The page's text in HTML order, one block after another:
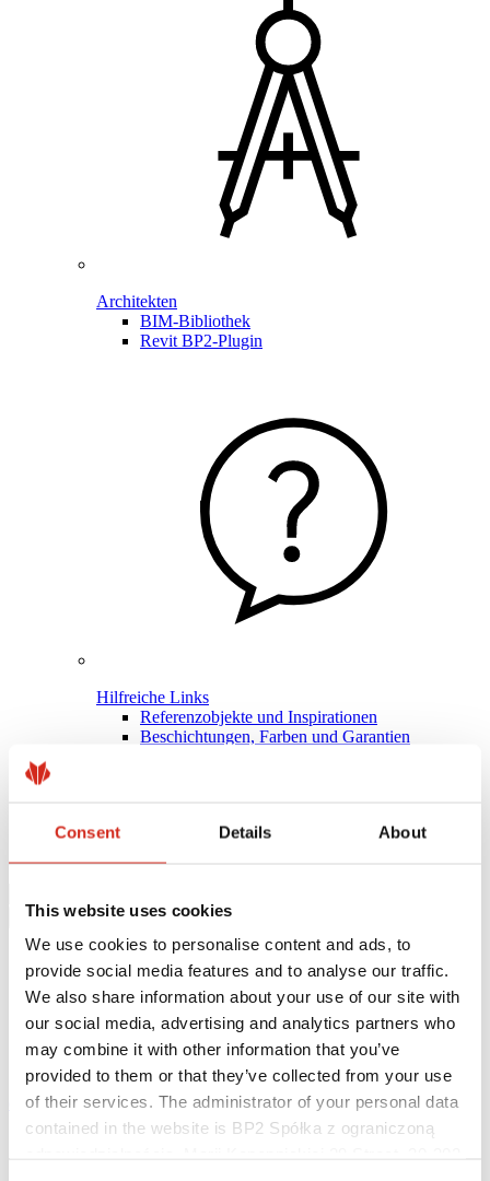
Consent Details About
This website uses cookies
We use cookies to personalise content and ads, to
provide social media features and to analyse our traffic.
We also share information about your use of our site with
our social media, advertising and analytics partners who
may combine it with other information that you’ve
provided to them or that they’ve collected from your use
of their services. The administrator of your personal data
contained in the website is BP2 Spółka z ograniczoną
Architekten
BIM-Bibliothek
Revit BP2-Plugin
Hilfreiche Links
Referenzobjekte und Inspirationen
Beschichtungen, Farben und Garantien
Herunterladen
eProfil
Startseite